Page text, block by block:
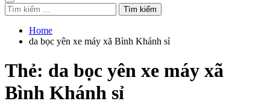
Tìm
kiếm
cho:
Home
da bọc yên xe máy xã Bình Khánh sỉ
Thẻ: da bọc yên xe máy xã
Bình Khánh sỉ